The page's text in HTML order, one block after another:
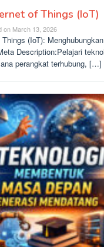
of Things (IoT)
on March 13, 2026
(IoT):
Description:Pelajari
perangkat terhubung, […]